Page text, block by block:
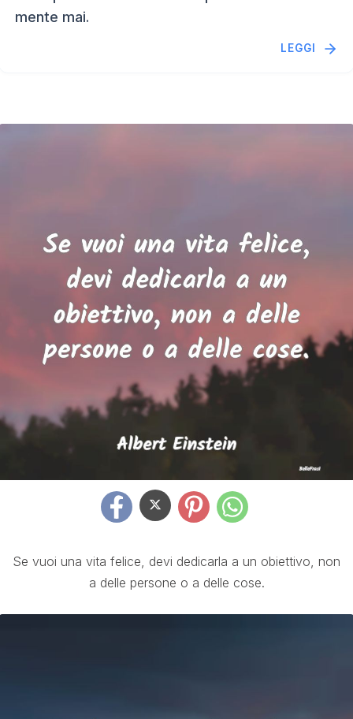
mente mai.
LEGGI
Se vuoi una vita felice, devi dedicarla a un obiettivo, non
a delle persone o a delle cose.